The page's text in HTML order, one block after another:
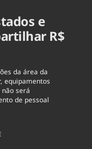
e
R$
da área da
equipamentos
será
de pessoal